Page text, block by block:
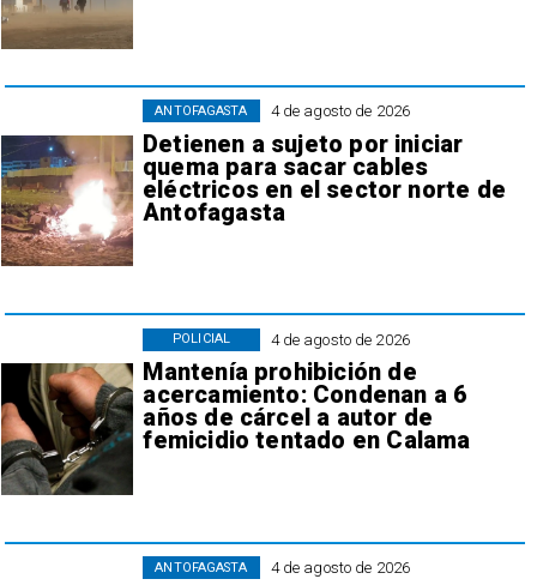
4 de agosto de 2026
Detienen a sujeto por iniciar
quema para sacar cables
eléctricos en el sector norte de
Antofagasta
ANTOFAGASTA
4 de agosto de 2026
Mantenía prohibición de
acercamiento: Condenan a 6
años de cárcel a autor de
femicidio tentado en Calama
POLICIAL
4 de agosto de 2026
ANTOFAGASTA